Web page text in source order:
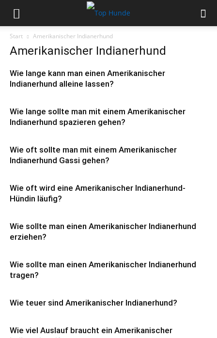
Start Amerikanischer Indianerhund
Amerikanischer Indianerhund
Wie lange kann man einen Amerikanischer
Indianerhund alleine lassen?
Wie lange sollte man mit einem Amerikanischer
Indianerhund spazieren gehen?
Wie oft sollte man mit einem Amerikanischer
Indianerhund Gassi gehen?
Wie oft wird eine Amerikanischer Indianerhund-
Hündin läufig?
Wie sollte man einen Amerikanischer Indianerhund
erziehen?
Wie sollte man einen Amerikanischer Indianerhund
tragen?
Wie teuer sind Amerikanischer Indianerhund?
Wie viel Auslauf braucht ein Amerikanischer